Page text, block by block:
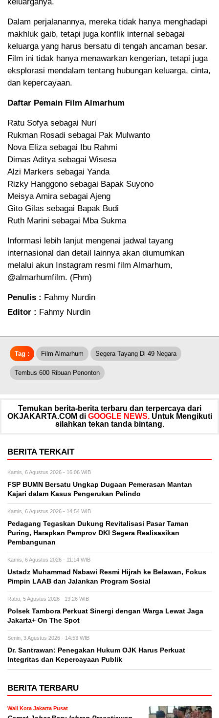
Dalam perjalanannya, mereka tidak hanya menghadapi
makhluk gaib, tetapi juga konflik internal sebagai
keluarga yang harus bersatu di tengah ancaman besar.
Film ini tidak hanya menawarkan kengerian, tetapi juga
eksplorasi mendalam tentang hubungan keluarga, cinta,
dan kepercayaan.
Daftar Pemain Film Almarhum
Ratu Sofya sebagai Nuri
Rukman Rosadi sebagai Pak Mulwanto
Nova Eliza sebagai Ibu Rahmi
Dimas Aditya sebagai Wisesa
Alzi Markers sebagai Yanda
Rizky Hanggono sebagai Bapak Suyono
Meisya Amira sebagai Ajeng
Gito Gilas sebagai Bapak Budi
Ruth Marini sebagai Mba Sukma
Informasi lebih lanjut mengenai jadwal tayang
internasional dan detail lainnya akan diumumkan
melalui akun Instagram resmi film Almarhum,
@almarhumfilm. (Fhm)
Penulis : Fahmy Nurdin
Editor : Fahmy Nurdin
Tag : Film Almarhum Segera Tayang Di 49 Negara
Tembus 600 Ribuan Penonton
Temukan berita-berita terbaru dan terpercaya dari
OKJAKARTA.COM di GOOGLE NEWS. Untuk Mengikuti
silahkan tekan tanda bintang.
BERITA TERKAIT
Kamis, 6 Agustus 2026 - 16:06 WIB
FSP BUMN Bersatu Ungkap Dugaan Pemerasan Mantan
Kajari dalam Kasus Pengerukan Pelindo
Kamis, 6 Agustus 2026 - 14:54 WIB
Pedagang Tegaskan Dukung Revitalisasi Pasar Taman
Puring, Harapkan Pemprov DKI Segera Realisasikan
Pembangunan
Kamis, 6 Agustus 2026 - 11:14 WIB
Ustadz Muhammad Nabawi Resmi Hijrah ke Belawan, Fokus
Pimpin LAAB dan Jalankan Program Sosial
Rabu, 5 Agustus 2026 - 19:26 WIB
Polsek Tambora Perkuat Sinergi dengan Warga Lewat Jaga
Jakarta+ On The Spot
Senin, 3 Agustus 2026 - 14:53 WIB
Dr. Santrawan: Penegakan Hukum OJK Harus Perkuat
Integritas dan Kepercayaan Publik
BERITA TERBARU
Wali Kota Jakarta Pusat